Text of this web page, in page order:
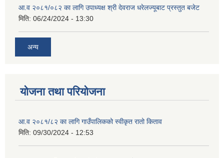
आ.व २०८१/०८२ का लागि उपाध्यक्ष श्री देवराज धरेलज्यूबाट प्रस्तुत बजेट
मिति: 06/24/2024 - 13:30
अन्य
योजना तथा परियोजना
आ.व २०८१/८२ का लागि गाउँपालिकको स्वीकृत रातो किताव
मिति: 09/30/2024 - 12:53